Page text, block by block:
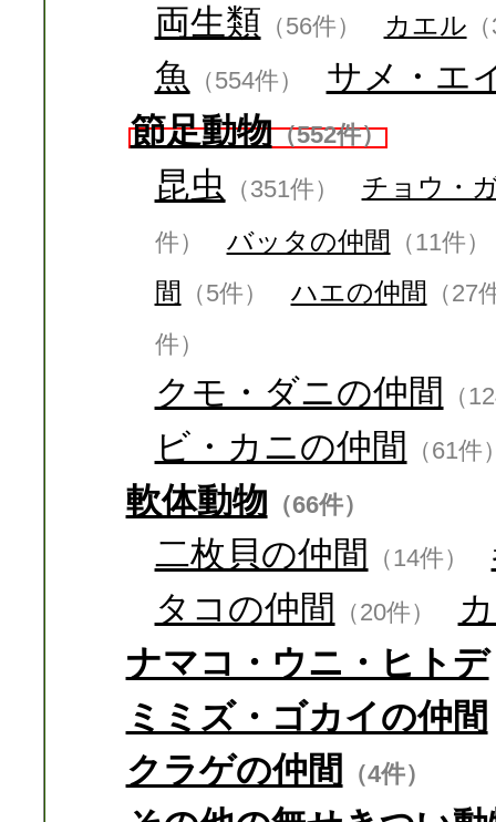
両生類 （56件） カエル
魚 （554件）
サメ・エ
節足動物（552件）
昆虫 （351件） チョウ・
件） バッタの仲間 （11件）
間 （5件） ハエの仲間
（27
件）
クモ・ダニの仲間 （
ビ・カニの仲間 （61件
軟体動物 （66件）
二枚貝の仲間 （14件）
タコの仲間
（20件）
ナマコ・ウニ・ヒトデ
ミミズ・ゴカイの仲間
クラゲの仲間 （4件）